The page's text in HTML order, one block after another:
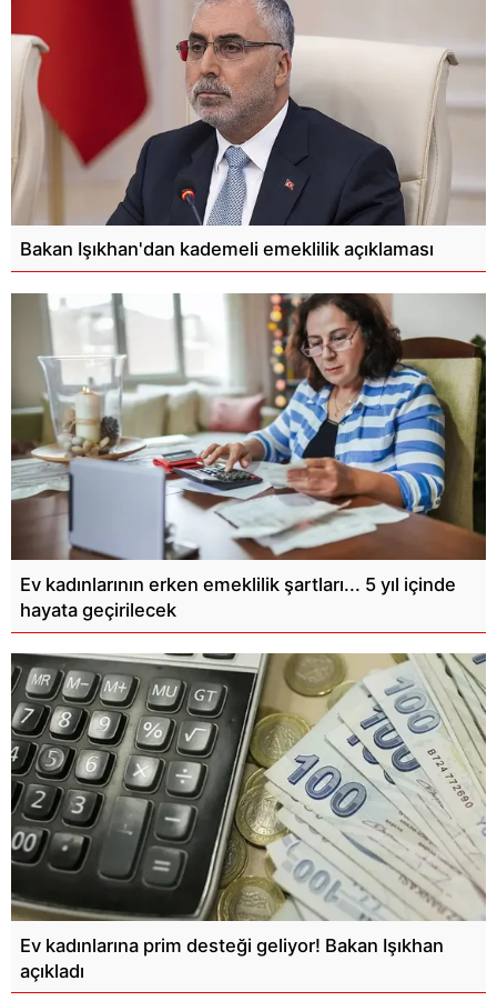
Bakan Işıkhan'dan kademeli emeklilik açıklaması
Ev kadınlarının erken emeklilik şartları... 5 yıl içinde
hayata geçirilecek
Ev kadınlarına prim desteği geliyor! Bakan Işıkhan
açıkladı